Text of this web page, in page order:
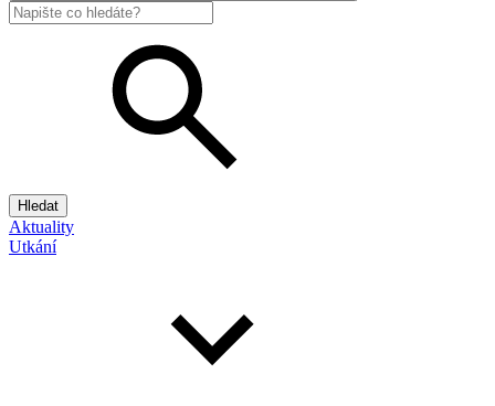
Hledat
Aktuality
Utkání